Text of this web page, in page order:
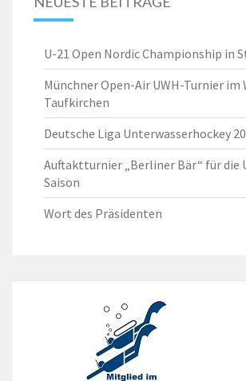
U-21 Open Nordic Championship in
Münchner Open-Air UWH-Turnier im
Taufkirchen
Deutsche Liga Unterwasserhockey
Auftaktturnier „Berliner Bär“ für die
Saison
Wort des Präsidenten